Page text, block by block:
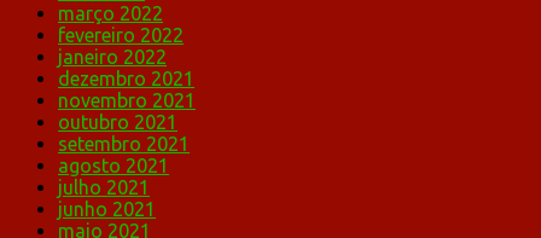
março 2022
fevereiro 2022
janeiro 2022
dezembro 2021
novembro 2021
outubro 2021
setembro 2021
agosto 2021
julho 2021
junho 2021
maio 2021